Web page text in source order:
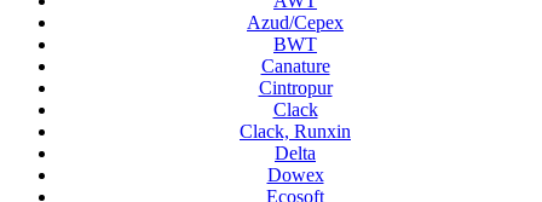
Azud/Cepex
BWT
Canature
Cintropur
Clack
Clack, Runxin
Delta
Dowex
Ecosoft